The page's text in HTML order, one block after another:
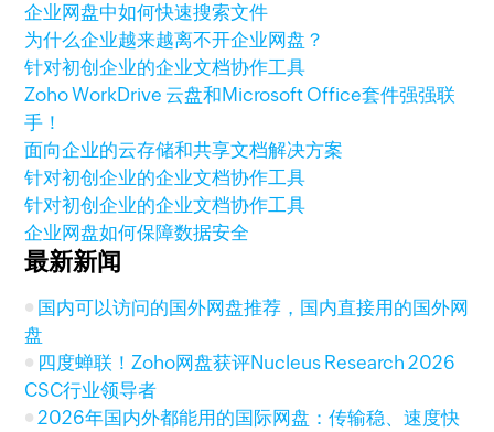
企业网盘中如何快速搜索文件
为什么企业越来越离不开企业网盘？
针对初创企业的企业文档协作工具
Zoho WorkDrive 云盘和Microsoft Office套件强强联
手！
面向企业的云存储和共享文档解决方案
针对初创企业的企业文档协作工具
针对初创企业的企业文档协作工具
企业网盘如何保障数据安全
最新新闻
国内可以访问的国外网盘推荐，国内直接用的国外网
盘
四度蝉联！Zoho网盘获评Nucleus Research 2026
CSC行业领导者
2026年国内外都能用的国际网盘：传输稳、速度快